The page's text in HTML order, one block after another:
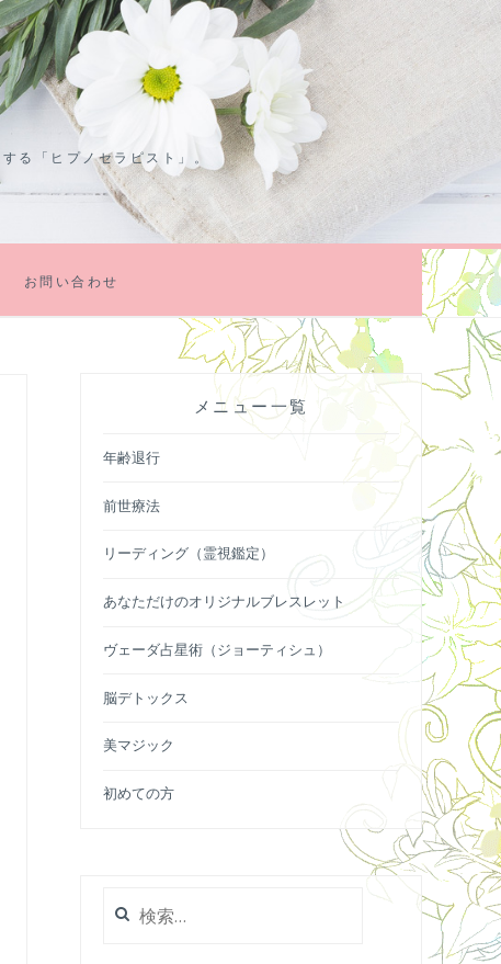
る「ヒプノセラピスト」。
お問い合わせ
メニュー一覧
年齢退行
前世療法
リーディング（霊視鑑定）
あなただけのオリジナルブレスレット
ヴェーダ占星術（ジョーティシュ）
脳デトックス
美マジック
初めての方
索: